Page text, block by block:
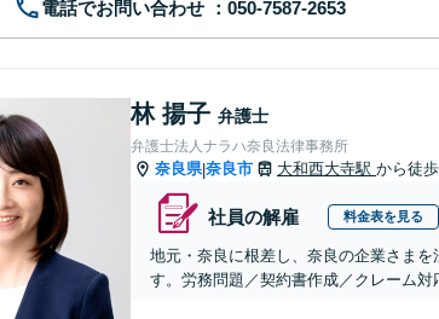
電話でお問い合わせ
林 揚子 弁護士
弁護士法人ナラハ奈良法律事務所
奈良県|奈良市 大和西大寺駅 から徒
社員の解雇 料金表を見る
地元・奈良に根差し、奈良の企業さま
す。労務問題／契約書作成／クレーム対